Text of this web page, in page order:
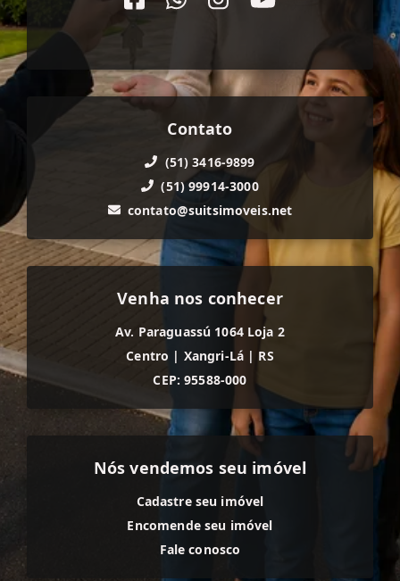
Contato
(51) 3416-9899
(51) 99914-3000
contato@suitsimoveis.net
Venha nos conhecer
Av. Paraguassú 1064 Loja 2
Centro | Xangri-Lá | RS
CEP: 95588-000
Nós vendemos seu imóvel
Cadastre seu imóvel
Encomende seu imóvel
Fale conosco